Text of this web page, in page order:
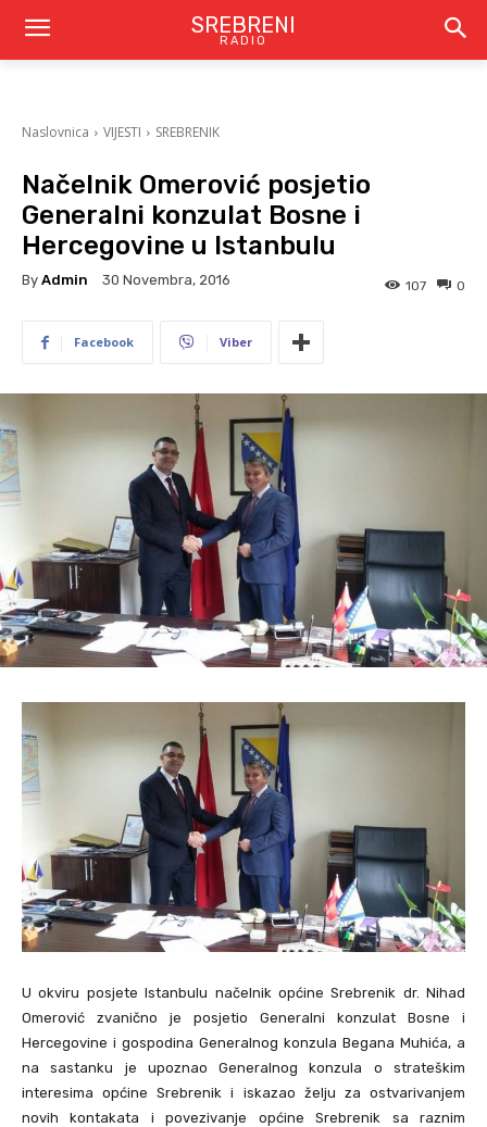
SREBRENI
RADIO
Naslovnica VIJESTI SREBRENIK
Načelnik Omerović posjetio
Generalni konzulat Bosne i
Hercegovine u Istanbulu
By Admin 30 Novembra, 2016 0
107
Facebook Viber
U okviru posjete Istanbulu načelnik općine Srebrenik dr. Nihad
Omerović zvanično je posjetio Generalni konzulat Bosne i
Hercegovine i gospodina Generalnog konzula Begana Muhića, a
na sastanku je upoznao Generalnog konzula o strateškim
interesima općineSrebrenik i iskazao želju za ostvarivanjem
novih kontakata i povezivanje općine Srebrenik sa raznim